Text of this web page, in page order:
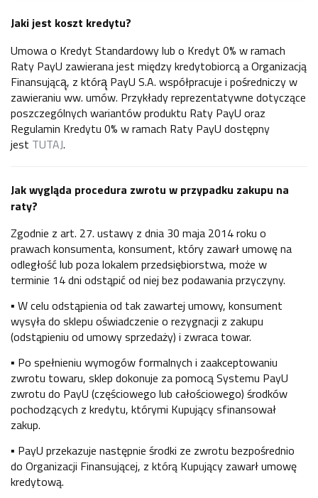
Jaki jest koszt kredytu?
Umowa o Kredyt Standardowy lub o Kredyt 0% w ramach
Raty PayU zawierana jest między kredytobiorcą a Organizacją
Finansującą̨, z którą̨ PayU S.A. współpracuje i pośredniczy w
zawieraniu ww. umów. Przykłady reprezentatywne dotyczące
poszczególnych wariantów produktu Raty PayU oraz
Regulamin Kredytu 0% w ramach Raty PayU dostępny
jest TUTAJ.
Jak wygląda procedura zwrotu w przypadku zakupu na
raty?
Zgodnie z art. 27. ustawy z dnia 30 maja 2014 roku o
prawach konsumenta, konsument, który zawarł umowę na
odległość lub poza lokalem przedsiębiorstwa, może w
terminie 14 dni odstąpić od niej bez podawania przyczyny.
▪ W celu odstąpienia od tak zawartej umowy, konsument
wysyła do sklepu oświadczenie o rezygnacji z zakupu
(odstąpieniu od umowy sprzedaży) i zwraca towar.
▪ Po spełnieniu wymogów formalnych i zaakceptowaniu
zwrotu towaru, sklep dokonuje za pomocą Systemu PayU
zwrotu do PayU (częściowego lub całościowego) środków
pochodzących z kredytu, którymi Kupujący sfinansował
zakup.
▪ PayU przekazuje następnie środki ze zwrotu bezpośrednio
do Organizacji Finansującej, z którą Kupujący zawarł umowę
kredytową.